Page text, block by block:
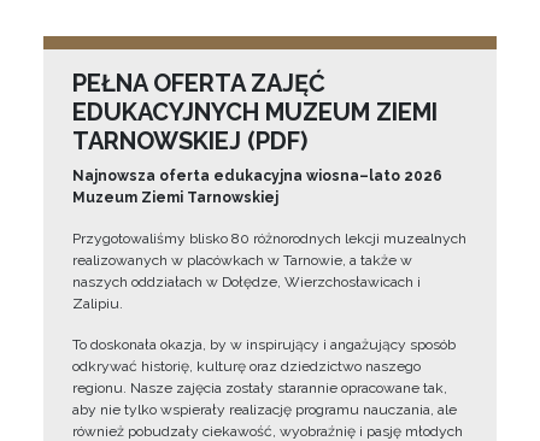
PEŁNA OFERTA ZAJĘĆ
EDUKACYJNYCH MUZEUM ZIEMI
TARNOWSKIEJ (PDF)
Najnowsza oferta edukacyjna wiosna–lato 2026
Muzeum Ziemi Tarnowskiej
Przygotowaliśmy blisko 80 różnorodnych lekcji muzealnych
realizowanych w placówkach w Tarnowie, a także w
naszych oddziałach w Dołędze, Wierzchosławicach i
Zalipiu.
To doskonała okazja, by w inspirujący i angażujący sposób
odkrywać historię, kulturę oraz dziedzictwo naszego
regionu. Nasze zajęcia zostały starannie opracowane tak,
aby nie tylko wspierały realizację programu nauczania, ale
również pobudzały ciekawość, wyobraźnię i pasję młodych